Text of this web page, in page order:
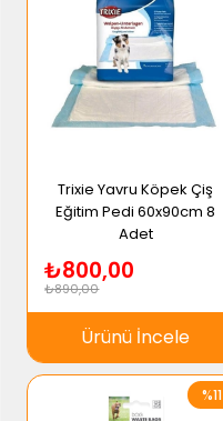
Trixie Yavru Köpek Çiş
Eğitim Pedi 60x90cm 8
Adet
₺800,00
₺890,00
Ürünü İncele
%11